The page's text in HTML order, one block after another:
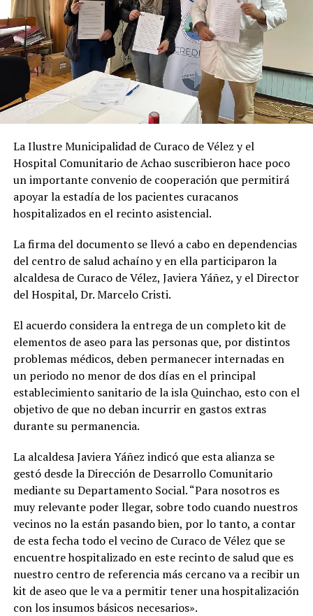
La Ilustre Municipalidad de Curaco de Vélez y el
Hospital Comunitario de Achao suscribieron hace poco
un importante convenio de cooperación que permitirá
apoyar la estadía de los pacientes curacanos
hospitalizados en el recinto asistencial.
La firma del documento se llevó a cabo en dependencias
del centro de salud achaíno y en ella participaron la
alcaldesa de Curaco de Vélez, Javiera Yáñez, y el Director
del Hospital, Dr. Marcelo Cristi.
El acuerdo considera la entrega de un completo kit de
elementos de aseo para las personas que, por distintos
problemas médicos, deben permanecer internadas en
un periodo no menor de dos días en el principal
establecimiento sanitario de la isla Quinchao, esto con el
objetivo de que no deban incurrir en gastos extras
durante su permanencia.
La alcaldesa Javiera Yáñez indicó que esta alianza se
gestó desde la Dirección de Desarrollo Comunitario
mediante su Departamento Social. “Para nosotros es
muy relevante poder llegar, sobre todo cuando nuestros
vecinos no la están pasando bien, por lo tanto, a contar
de esta fecha todo el vecino de Curaco de Vélez que se
encuentre hospitalizado en este recinto de salud que es
nuestro centro de referencia más cercano va a recibir un
kit de aseo que le va a permitir tener una hospitalización
con los insumos básicos necesarios».